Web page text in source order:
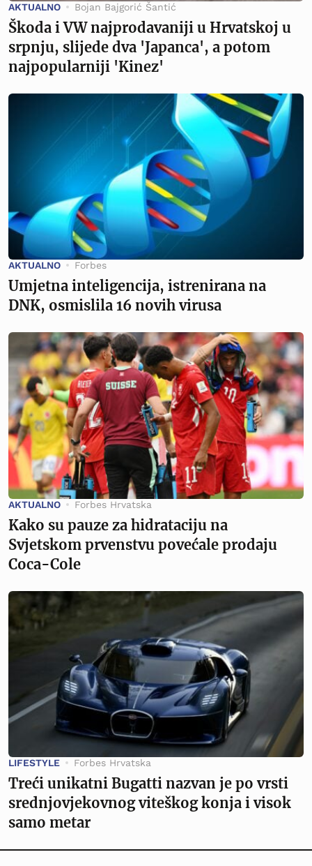
AKTUALNO Bojan Bajgorić Šantić
Škoda i VW najprodavaniji u Hrvatskoj u
srpnju, slijede dva 'Japanca', a potom
najpopularniji 'Kinez'
AKTUALNO Forbes
Umjetna inteligencija, istrenirana na
DNK, osmislila 16 novih virusa
AKTUALNO Forbes Hrvatska
Kako su pauze za hidrataciju na
Svjetskom prvenstvu povećale prodaju
Coca-Cole
LIFESTYLE Forbes Hrvatska
Treći unikatni Bugatti nazvan je po vrsti
srednjovjekovnog viteškog konja i visok
samo metar